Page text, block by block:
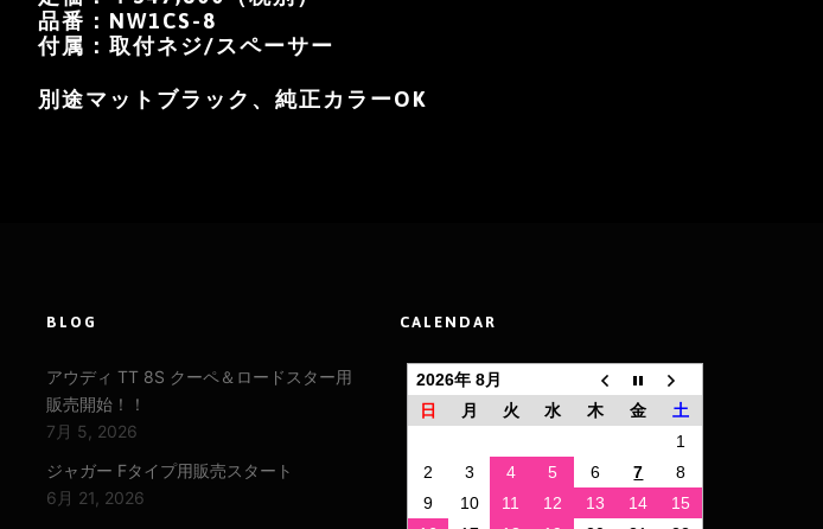
品番：NW1CS-8
付属：取付ネジ/スペーサー
別途マットブラック、純正カラーOK
BLOG
アウディ TT 8S クーペ＆ロードスター用
販売開始！！
7月 5, 2026
ジャガー Fタイプ用販売スタート
6月 21, 2026
CALENDAR
2026年 8月
日
月 火 水 木 金
土
1
2
3 4 5 6 7
8
9
10 11 12 13 14
15